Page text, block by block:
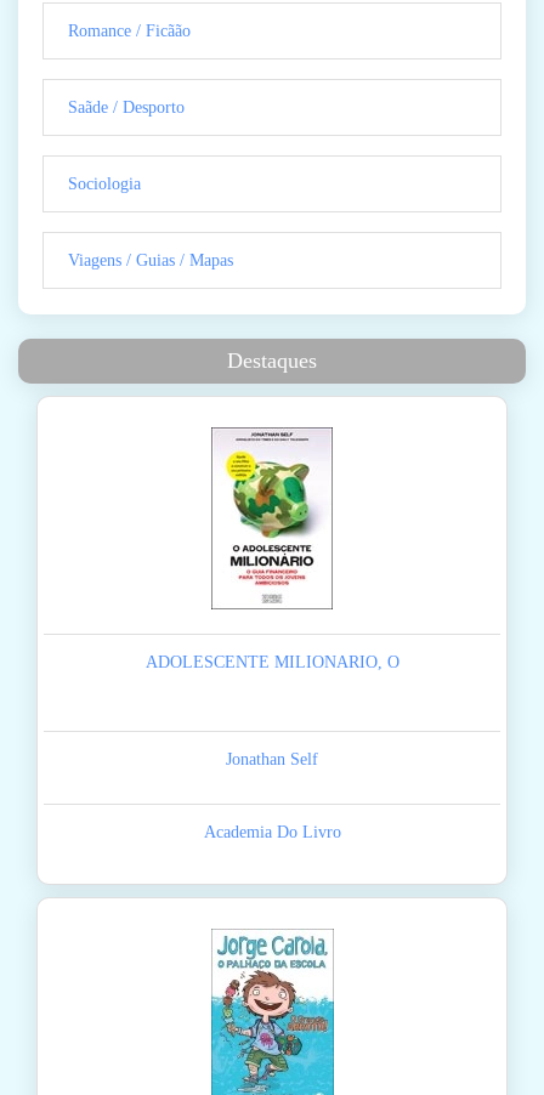
Romance / Ficãão
Saãde / Desporto
Sociologia
Viagens / Guias / Mapas
Destaques
ADOLESCENTE MILIONARIO, O
Jonathan Self
Academia Do Livro